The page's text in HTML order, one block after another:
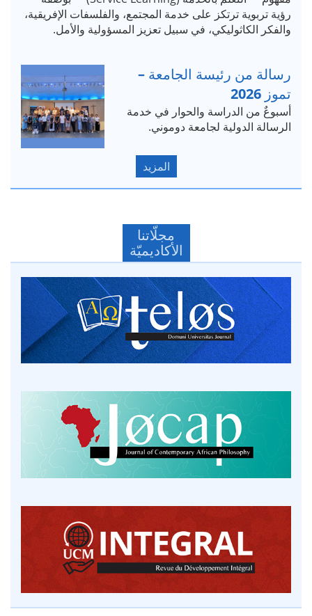
رؤية تربوية ترتكز على خدمة المجتمع، والفلسفات الإفريقية،
والفكر الكاثوليكي، في سبيل تعزيز المسؤولية والأمل.
رسالة من رئيسة الجامعة –
تموز 2026
أسبوعٌ من الدراسة والحوار في خدمة
الرسالة الدولية لجامعة دوموني.
المزيد
مجلّاتنا
الأكاديميّة